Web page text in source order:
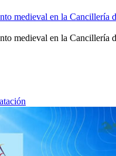
medieval en la Cancillería
medieval en la Cancillería